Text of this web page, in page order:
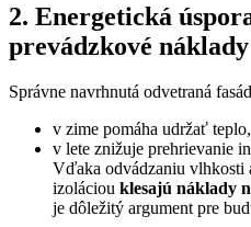
2. Energetická
prevádzkové náklady
Správne navrhnutá odvetraná
v zime pomáha udržať teplo,
v lete znižuje prehrievanie
Vďaka odvádzaniu vlhkosti
izoláciou klesajú náklady
je dôležitý argument pre